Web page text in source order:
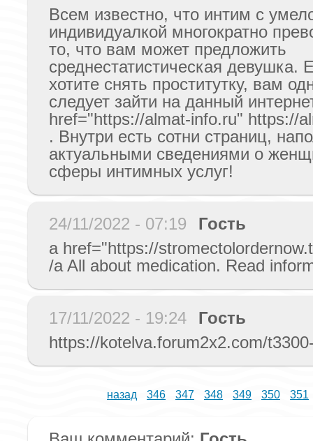
Всем известно, что интим с
индивидуалкой многократно
то, что вам может предложить
среднестатистическая девушка.
хотите снять проститутку, вам
следует зайти на данный
href="https://almat-info.ru" https://
. Внутри есть сотни страниц,
актуальными сведениями о
сферы интимных услуг!
24/11/2022 - 07:19
Гость
a href="https://
/a All about medication. Read
17/11/2022 - 19:24
Гость
https://kotelva.forum2x2.com/
назад 346 347 348 349 350 351